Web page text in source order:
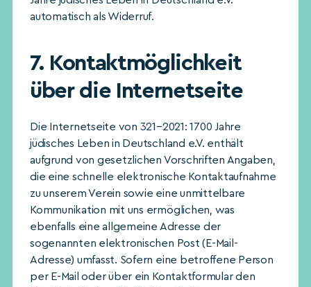
automatisch als Widerruf.
7. Kontaktmöglichkeit
über die Internetseite
Die Internetseite von 321–2021: 1700 Jahre
jüdisches Leben in Deutschland e.V. enthält
aufgrund von gesetzlichen Vorschriften Angaben,
die eine schnelle elektronische Kontaktaufnahme
zu unserem Verein sowie eine unmittelbare
Kommunikation mit uns ermöglichen, was
ebenfalls eine allgemeine Adresse der
sogenannten elektronischen Post (E-Mail-
Adresse) umfasst. Sofern eine betroffene Person
per E-Mail oder über ein Kontaktformular den